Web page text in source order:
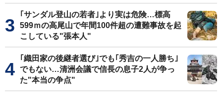
｢サンダル登山の若者｣より実は危険…標高
599ｍの高尾山で年間100件超の遭難事故を起
こしている"張本人"
｢織田家の後継者選び｣でも｢秀吉の一人勝ち｣
でもない…清洲会議で信長の息子2人が争っ
た"本当の争点"